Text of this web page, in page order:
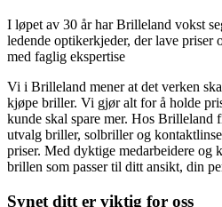
I løpet av 30 år har Brilleland vokst
ledende optikerkjeder, der lave priser
med faglig ekspertise
Vi i Brilleland mener at det verken
kjøpe briller. Vi gjør alt for å holde
kunde skal spare mer. Hos Brilleland
utvalg briller, solbriller og
priser. Med dyktige medarbeidere og
brillen som passer til ditt ansikt, din
Synet ditt er viktig for oss